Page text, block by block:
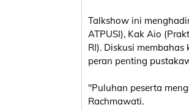
Talkshow ini
ATPUSI), Kak Aio
RI). Diskusi
peran penting
"Puluhan peserta
Rachmawati.